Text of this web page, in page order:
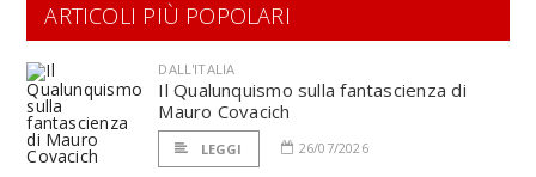
ARTICOLI PIÙ POPOLARI
DALL'ITALIA
Il Qualunquismo sulla fantascienza di
Mauro Covacich
LEGGI 26/07/2026